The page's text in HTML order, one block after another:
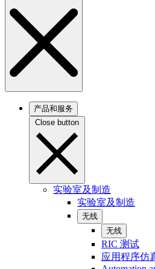
产品和服务
Close button
实验室及制造
实验室及制造
无线
无线
RIC 测试
应用程序仿